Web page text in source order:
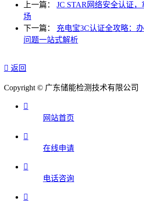
上一篇： JC STAR网络安全认证
场
下一篇： 充电宝3C认证全攻略：
问题一站式解析
 返回
Copyright © 广东储能检测技术有限公司

网站首页

在线申请

电话咨询
